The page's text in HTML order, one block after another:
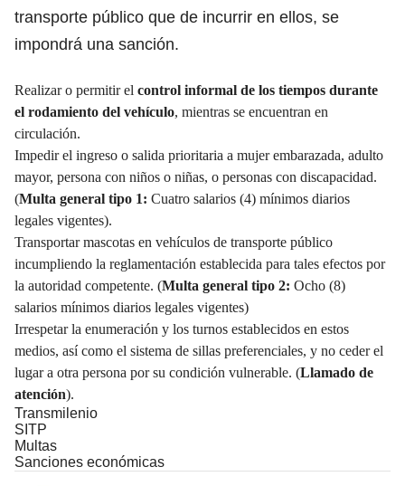
transporte público que de incurrir en ellos, se
impondrá una sanción.
Realizar o permitir el control informal de los tiempos durante
el rodamiento del vehículo, mientras se encuentran en
circulación.
Impedir el ingreso o salida prioritaria a mujer embarazada, adulto
mayor, persona con niños o niñas, o personas con discapacidad.
(Multa general tipo 1: Cuatro salarios (4) mínimos diarios
legales vigentes).
Transportar mascotas en vehículos de transporte público
incumpliendo la reglamentación establecida para tales efectos por
la autoridad competente. (Multa general tipo 2: Ocho (8)
salarios mínimos diarios legales vigentes)
Irrespetar la enumeración y los turnos establecidos en estos
medios, así como el sistema de sillas preferenciales, y no ceder el
lugar a otra persona por su condición vulnerable. (Llamado de
atención).
Transmilenio
SITP
Multas
Sanciones económicas